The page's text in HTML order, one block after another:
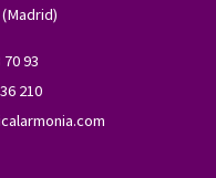
70 93
210